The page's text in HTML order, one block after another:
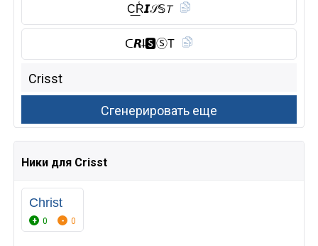
C͟R̾𝙄𝒮𝕊𝘛
ᑕ𝙍I̶🆂︎Ⓢ︎T
Ники для Crisst
Christ
0 0